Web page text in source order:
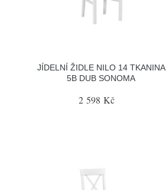
JÍDELNÍ ŽIDLE NILO 14 TKANINA
5B DUB SONOMA
2 598 Kč